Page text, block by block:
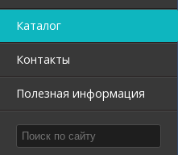
Каталог
Контакты
Полезная информация